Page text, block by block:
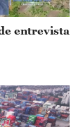
entrevista